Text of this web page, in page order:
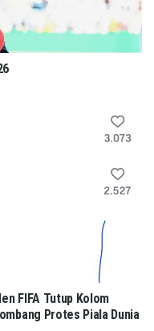
FIFA Tutup Kolom
Protes Piala Dunia